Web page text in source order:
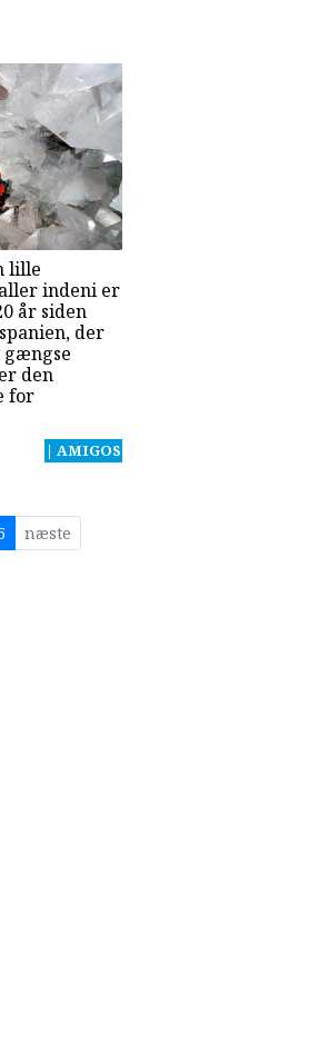
lille
indeni er
år siden
der
gængse
den
for
| AMIGOS
næste